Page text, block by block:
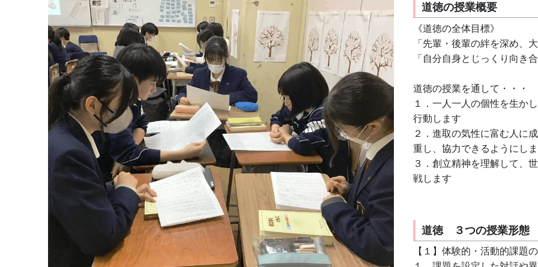
道徳の授業概要
《道徳の全体目標》
「先輩・後輩の絆を深め、
「自分自身とじっくり向き合
道徳の授業を通して・・・
１．一人一人の個性を生か
行動します
２．進取の気性に富む人に
重し、協力できるようにし
３．創立精神を理解して、
戦します
道徳 ３つの授業形態
【１】体験的・活動的課題